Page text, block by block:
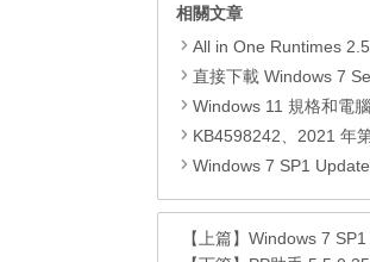
相關文章
All in One Runtimes 2.5.0，全自動安裝.Net
直接下載 Windows 7
Windows 11 規格和電
KB4598242、2021 年第一個 Windows 10 更新，改善
Windows 7 SP1 Update
【上篇】 Windows 7